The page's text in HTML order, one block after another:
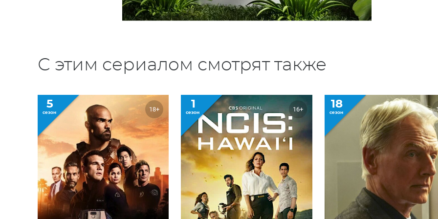
С этим сериалом смотрят также
5
сезон 18+ 1
сезон 16+ 18
сезон